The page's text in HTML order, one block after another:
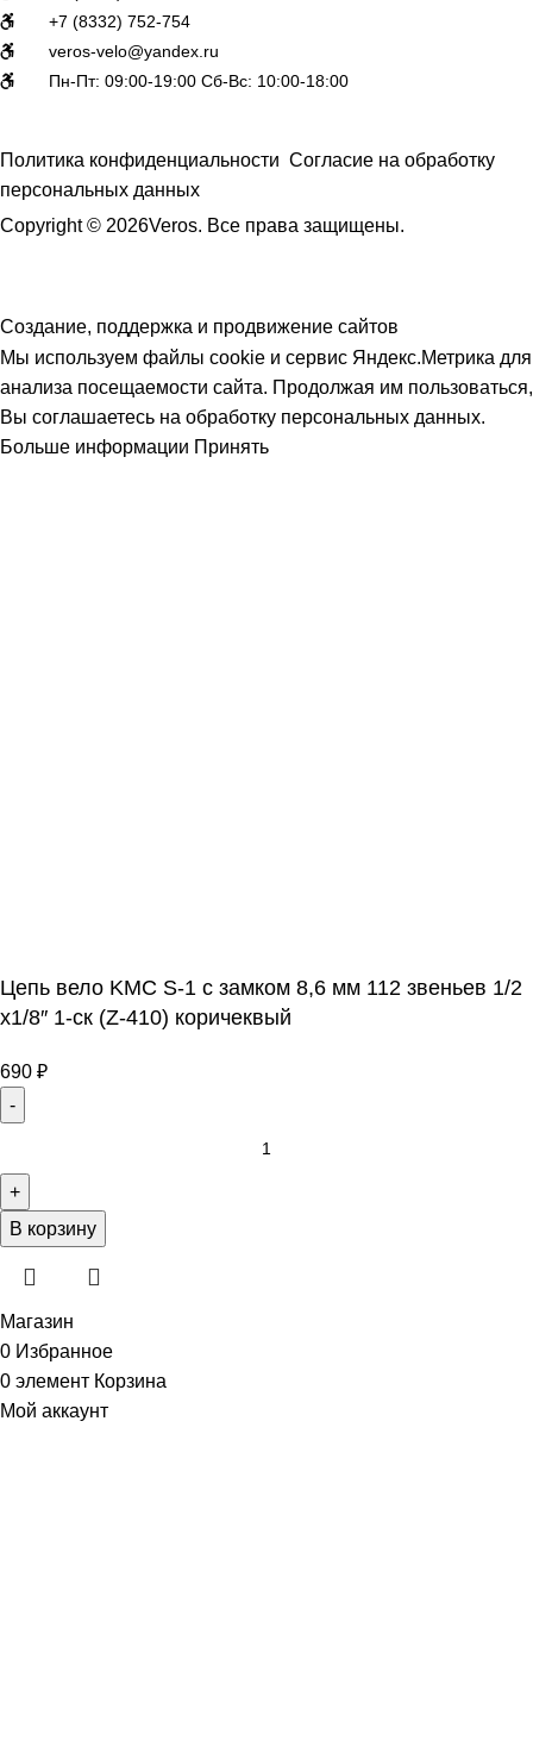
+7 (8332) 752-754
veros-velo@yandex.ru
Пн-Пт: 09:00-19:00 Сб-Вс: 10:00-18:00
Политика конфиденциальности Согласие на обработку
персональных данных
Copyright © 2026Veros. Все права защищены.
Создание, поддержка и продвижение сайтов
Мы используем файлы cookie и сервис Яндекс.Метрика для
анализа посещаемости сайта. Продолжая им пользоваться,
Вы соглашаетесь на обработку персональных данных.
Больше информации Принять
Цепь вело KMC S-1 с замком 8,6 мм 112 звеньев 1/2
х1/8″ 1-ск (Z-410) коричеквый
690 ₽
В корзину
Магазин
0 Избранное
0 элемент Корзина
Мой аккаунт